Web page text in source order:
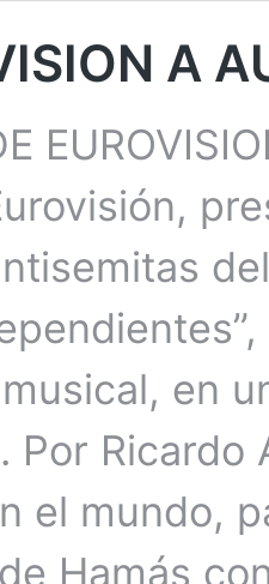
A
en
Por Ricardo
el mundo,
Hamás